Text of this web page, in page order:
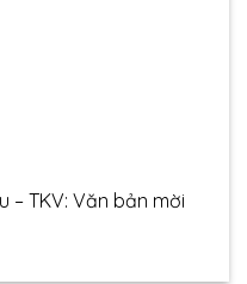
– TKV: Văn bản mời